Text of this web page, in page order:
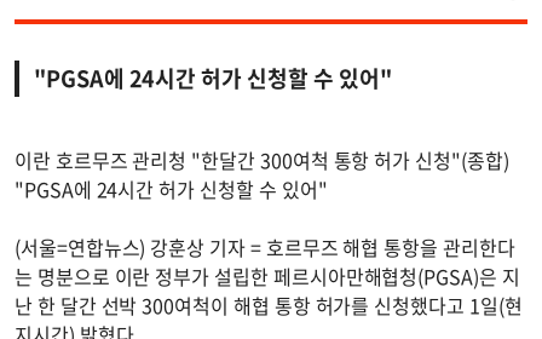
"PGSA에 24시간 허가 신청할 수 있어"
이란 호르무즈 관리청 "한달간 300여척 통항 허가 신청"(종합)
"PGSA에 24시간 허가 신청할 수 있어"
(서울=연합뉴스) 강훈상 기자 = 호르무즈 해협 통항을 관리한다
는 명분으로 이란 정부가 설립한 페르시아만해협청(PGSA)은 지
난 한 달간 선박 300여척이 해협 통항 허가를 신청했다고 1일(현